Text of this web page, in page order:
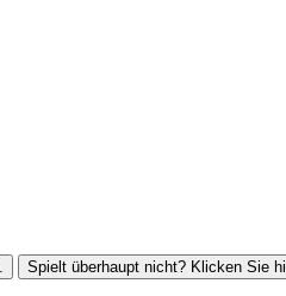
Spielt überhaupt nicht? Klicken Sie